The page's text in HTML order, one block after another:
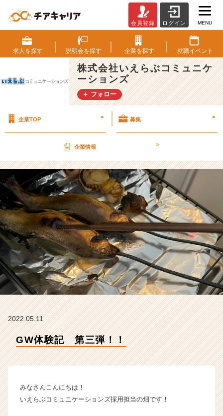
W
体
験
記
第
三
弾！！
会
社
え
ら
ぶ
コ
ミ
ュ
ニ
ケ
ー
シ
ョ
ン
ズ
ラ
ベ
チ
会員登録 ログイン MENU
求人を探す 説明会を探す 企業を探す 就職イベント
株式会社いえらぶコミュニケ
ーションズ
＋ フォロー
企業TOP > 募集 >
企業情報 >
2022.05.11
GW体験記 第三弾！！
みなさんこんにちは！
いえらぶコミュニケーションズ採用担当の畑です！